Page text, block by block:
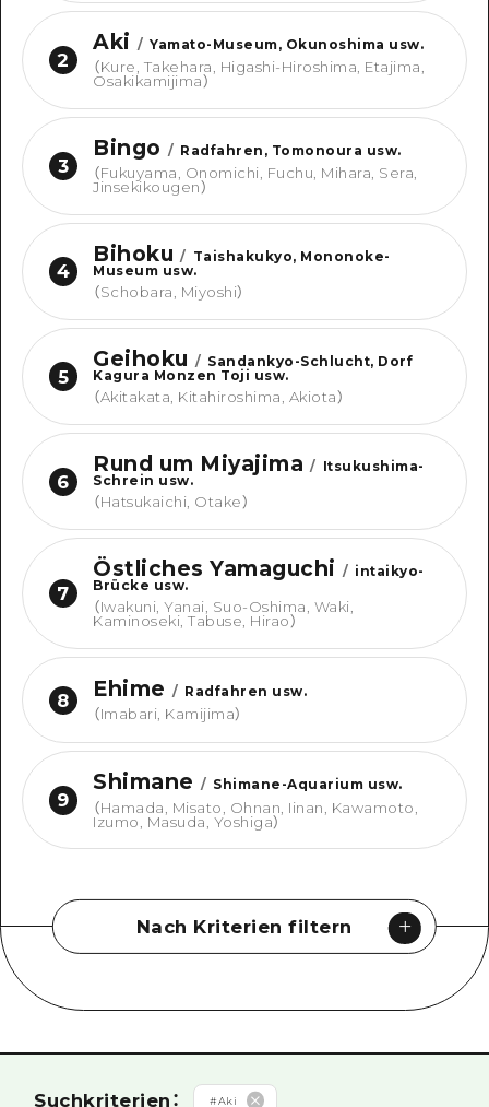
2
Aki / Yamato-Museum, Okunoshima usw.
（Kure, Takehara, Higashi-Hiroshima, Etajima,
Osakikamijima）
3
Bingo / Radfahren, Tomonoura usw.
（Fukuyama, Onomichi, Fuchu, Mihara, Sera,
Jinsekikougen）
4
Bihoku / Taishakukyo, Mononoke-
Museum usw.
（Schobara, Miyoshi）
5
Geihoku / Sandankyo-Schlucht, Dorf
Kagura Monzen Toji usw.
（Akitakata, Kitahiroshima, Akiota）
6
Rund um Miyajima / Itsukushima-
Schrein usw.
（Hatsukaichi, Otake）
7
Östliches Yamaguchi / intaikyo-
Brücke usw.
（Iwakuni, Yanai, Suo-Oshima, Waki,
Kaminoseki, Tabuse, Hirao）
8 Ehime / Radfahren usw.
（Imabari, Kamijima）
9
Shimane / Shimane-Aquarium usw.
（Hamada, Misato, Ohnan, Iinan, Kawamoto,
Izumo, Masuda, Yoshiga）
Nach Kriterien filtern
Suche nach Typ
#Dive! Hiroshima offizieller Führer #Hiroshima Fantasiereise
Suche nach Kategorie
Suchkriterien ： #Aki